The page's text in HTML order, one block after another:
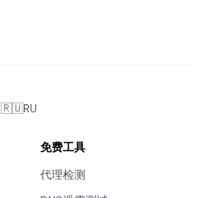
🇷🇺RU
免费工具
代理检测